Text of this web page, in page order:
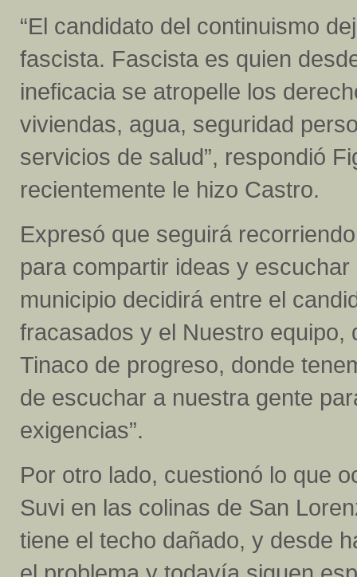
“El candidato del continuismo
fascista. Fascista es quien
ineficacia se atropelle los
viviendas, agua, seguridad
servicios de salud”, respondió
recientemente le hizo Castro.
Expresó que seguirá
para compartir ideas y
municipio decidirá entre el
fracasados y el Nuestro
Tinaco de progreso, donde
de escuchar a nuestra gente
exigencias”.
Por otro lado, cuestionó lo que
Suvi en las colinas de San
tiene el techo dañado, y desde